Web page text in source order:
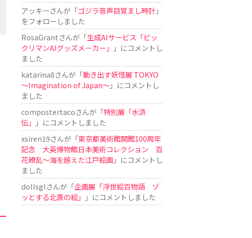
アッキーさんが「ゴジラ音声目覚まし時計」
をフォローしました
RosaGrantさんが「生成AIサービス「ビッ
クリマンAIグッズメーカー」
」にコメントし
ました
katarina8さんが「動き出す妖怪展 TOKYO
〜Imagination of Japan〜」にコメントし
ました
compostertacoさんが「特別展「水滸
伝」
」にコメントしました
xsiren19さんが「東京都美術館開館100周年
記念 大英博物館日本美術コレクション 百
花繚乱～海を越えた江戸絵画」にコメントし
ました
dollsglさんが「企画展「浮世絵百物語 ゾ
ッとする北斎の絵」
」にコメントしました